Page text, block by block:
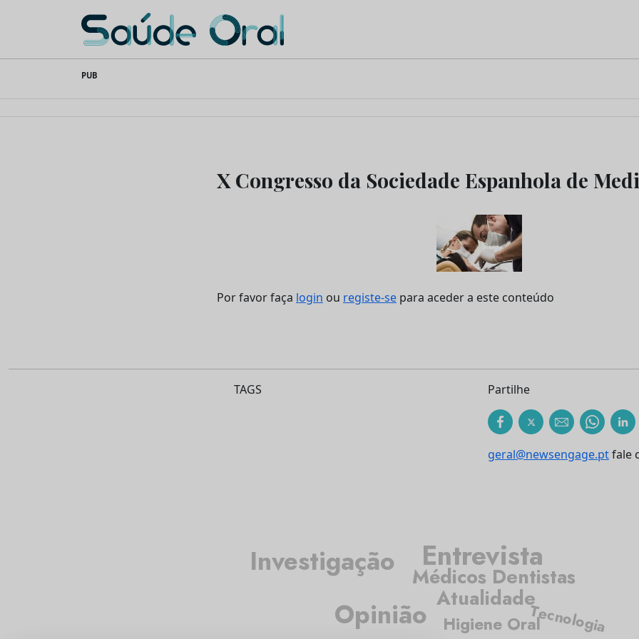
content
Saúde Oral
PUB
X Congresso da Sociedade Espanhola de
Por favor faça login ou registe-se para aceder a este conteúdo
TAGS Partilhe
geral@newsengage.ptfale
Atualidade
Médicos Dentistas
Higiene Oral
Entrevista
Opinião Tecnologia
Investigação